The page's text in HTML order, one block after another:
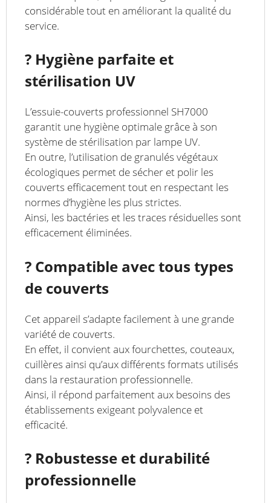
considérable tout en améliorant la qualité du
service.
? Hygiène parfaite et
stérilisation UV
L’essuie-couverts professionnel SH7000
garantit une hygiène optimale grâce à son
système de stérilisation par lampe UV.
En outre, l’utilisation de granulés végétaux
écologiques permet de sécher et polir les
couverts efficacement tout en respectant les
normes d’hygiène les plus strictes.
Ainsi, les bactéries et les traces résiduelles sont
efficacement éliminées.
? Compatible avec tous types
de couverts
Cet appareil s’adapte facilement à une grande
variété de couverts.
En effet, il convient aux fourchettes, couteaux,
cuillères ainsi qu’aux différents formats utilisés
dans la restauration professionnelle.
Ainsi, il répond parfaitement aux besoins des
établissements exigeant polyvalence et
efficacité.
?️ Robustesse et durabilité
professionnelle